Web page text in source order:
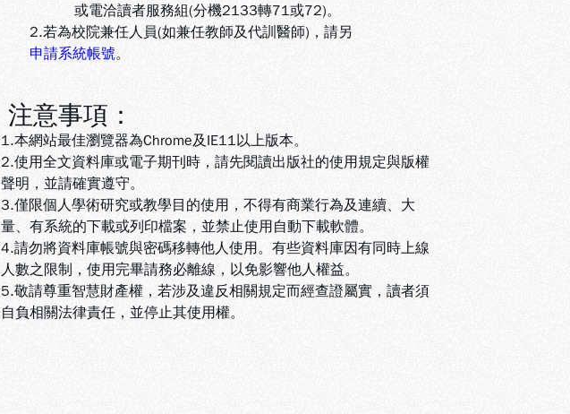
或電洽讀者服務組(分機2133轉71或72)。
2.若為校院兼任人員(如兼任教師及代訓醫師)，請另
申請系統帳號。
注意事項：
1.本網站最佳瀏覽器為Chrome及IE11以上版本。
2.使用全文資料庫或電子期刊時，請先閱讀出版社的使用規定與版權
聲明，並請確實遵守。
3.僅限個人學術研究或教學目的使用，不得有商業行為及連續、大
量、有系統的下載或列印檔案，並禁止使用自動下載軟體。
4.請勿將資料庫帳號與密碼移轉他人使用。有些資料庫因有同時上線
人數之限制，使用完畢請務必離線，以免影響他人權益。
5.敬請尊重智慧財產權，若涉及違反相關規定而經查證屬實，讀者須
自負相關法律責任，並停止其使用權。